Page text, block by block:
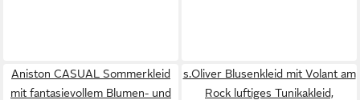
Aniston CASUAL Sommerkleid
mit fantasievollem Blumen- und
s.Oliver Blusenkleid mit Volant am
Rock luftiges Tunikakleid,